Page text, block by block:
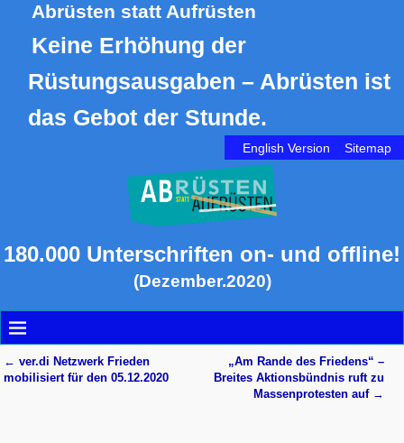
Abrüsten statt Aufrüsten
Keine Erhöhung der
Rüstungsausgaben – Abrüsten ist
das Gebot der Stunde.
English Version Sitemap
180.000 Unterschriften on- und offline!
(Dezember.2020)
Artikelnavigation
← ver.di Netzwerk Frieden
mobilisiert für den 05.12.2020
„Am Rande des Friedens“ –
Breites Aktionsbündnis ruft zu
Massenprotesten auf →